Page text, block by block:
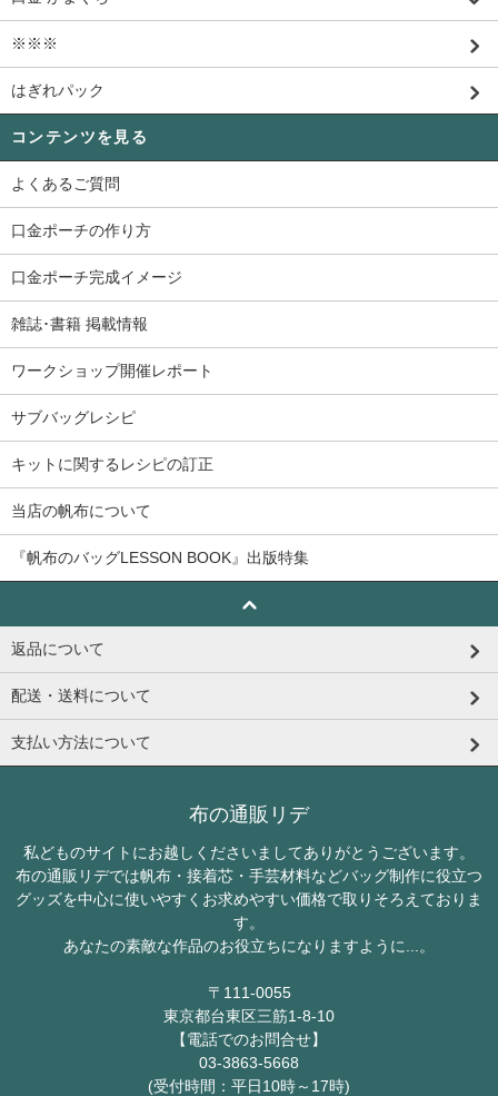
※※※
はぎれパック
コンテンツを見る
よくあるご質問
口金ポーチの作り方
口金ポーチ完成イメージ
雑誌･書籍 掲載情報
ワークショップ開催レポート
サブバッグレシピ
キットに関するレシピの訂正
当店の帆布について
『帆布のバッグLESSON BOOK』出版特集
返品について
配送・送料について
支払い方法について
布の通販リデ
私どものサイトにお越しくださいましてありがとうございます。
布の通販リデでは帆布・接着芯・手芸材料などバッグ制作に役立つ
グッズを中心に使いやすくお求めやすい価格で取りそろえておりま
す。
あなたの素敵な作品のお役立ちになりますように...。
〒111-0055
東京都台東区三筋1-8-10
【電話でのお問合せ】
03-3863-5668
(受付時間：平日10時～17時)